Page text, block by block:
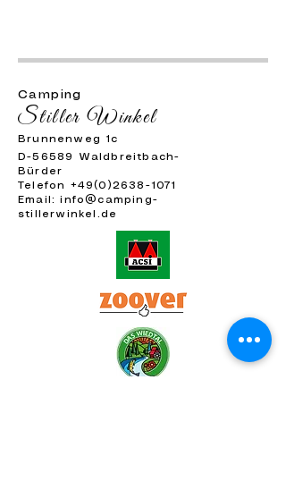
Camping
Stiller Winkel
Brunnenweg 1c
D-56589 Waldbreitbach-
Bürder
Telefon +49(0)2638-1071
Email:info@camping-
stillerwinkel.de